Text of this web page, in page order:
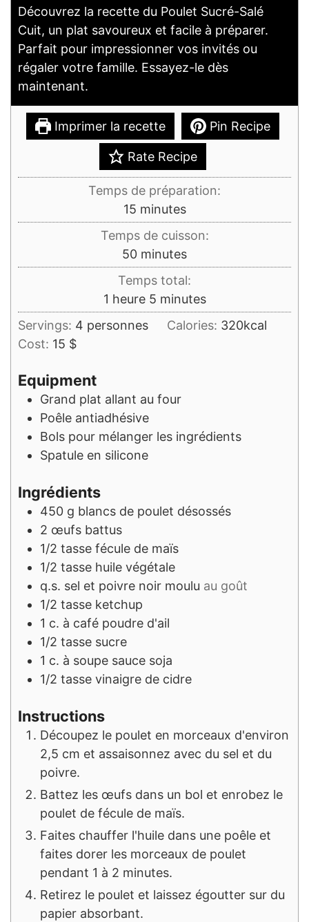
Découvrez la recette du Poulet Sucré-Salé
Cuit, un plat savoureux et facile à préparer.
Parfait pour impressionner vos invités ou
régaler votre famille. Essayez-le dès
maintenant.
Imprimer la recette Pin Recipe
Rate Recipe
Temps de préparation:
15minutes
minutes
Temps de cuisson:
50minutes
minutes
Temps total:
1 heure
heure 5minutes
minutes
Servings: 4 personnes Calories: 320kcal
Cost: 15 $
Equipment
Grand plat allant au four
Poêle antiadhésive
Bols pour mélanger les ingrédients
Spatule en silicone
Ingrédients
450 g blancs de poulet désossés
2 œufs battus
1/2 tasse fécule de maïs
1/2 tasse huile végétale
q.s. sel et poivre noir moulu au goût
1/2 tasse ketchup
1 c. à café poudre d'ail
1/2 tasse sucre
1 c. à soupe sauce soja
1/2 tasse vinaigre de cidre
Instructions
Découpez le poulet en morceaux d'environ
2,5 cm et assaisonnez avec du sel et du
poivre.
Battez les œufs dans un bol et enrobez le
poulet de fécule de maïs.
Faites chauffer l'huile dans une poêle et
faites dorer les morceaux de poulet
pendant 1 à 2 minutes.
Retirez le poulet et laissez égoutter sur du
papier absorbant.